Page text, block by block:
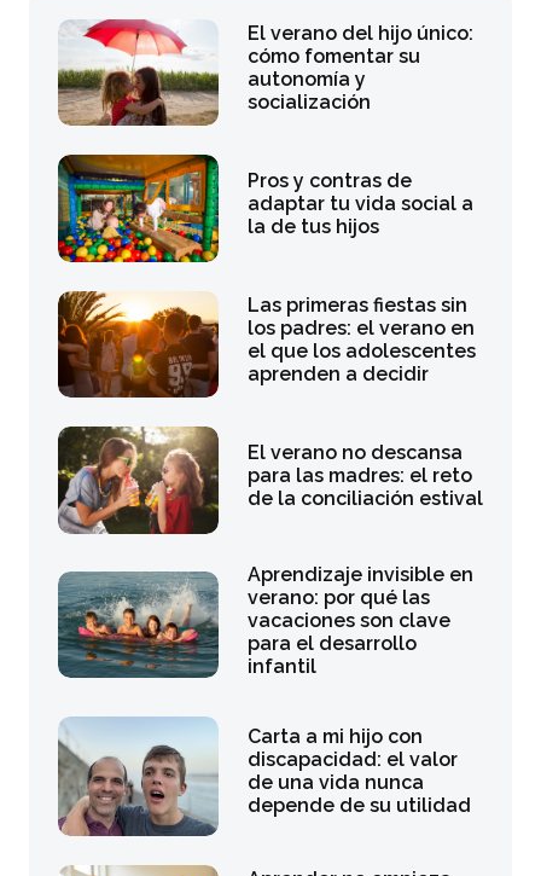
El verano del hijo único:
cómo fomentar su
autonomía y
socialización
Pros y contras de
adaptar tu vida social a
la de tus hijos
Las primeras fiestas sin
los padres: el verano en
el que los adolescentes
aprenden a decidir
El verano no descansa
para las madres: el reto
de la conciliación estival
Aprendizaje invisible en
verano: por qué las
vacaciones son clave
para el desarrollo
infantil
Carta a mi hijo con
discapacidad: el valor
de una vida nunca
depende de su utilidad